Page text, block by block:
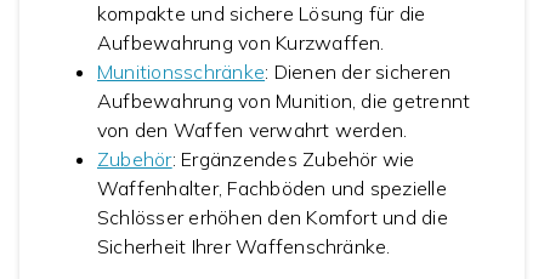
kompakte und sichere Lösung für die
Aufbewahrung von Kurzwaffen.
Munitionsschränke: Dienen der sicheren
Aufbewahrung von Munition, die getrennt
von den Waffen verwahrt werden.
Zubehör: Ergänzendes Zubehör wie
Waffenhalter, Fachböden und spezielle
Schlösser erhöhen den Komfort und die
Sicherheit Ihrer Waffenschränke.